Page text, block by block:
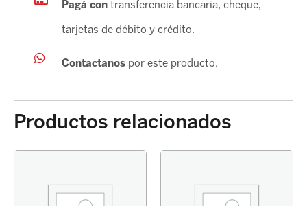
Pagá contransferencia bancaria, cheque,
tarjetas de débito y crédito.
Contactanospor este producto.
Productos relacionados